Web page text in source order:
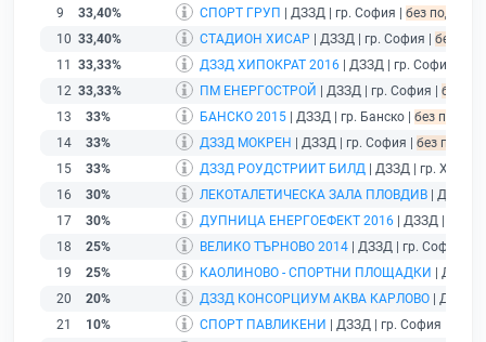
9
33,40% СПОРТ ГРУП | ДЗЗД | гр. София | без подаден
10 33,40% СТАДИОН ХИСАР | ДЗЗД | гр. София | без
11
33,33% ДЗЗД ХИПОКРАТ 2016 | ДЗЗД | гр. София |
12 33,33% ПМ ЕНЕРГОСТРОЙ | ДЗЗД | гр. София | без
13
33% БАНСКО 2015 | ДЗЗД | гр. Банско | без
14
33% ДЗЗД МОКРЕН | ДЗЗД | гр. София | без
15
33% ДЗЗД РОУДСТРИИТ БИЛД | ДЗЗД | гр.
16
30% ЛЕКОТАЛЕТИЧЕСКА ЗАЛА ПЛОВДИВ | ДЗЗД |
17
30% ДУПНИЦА ЕНЕРГОЕФЕКТ 2016 | ДЗЗД | гр.
18
25% ВЕЛИКО ТЪРНОВО 2014 | ДЗЗД | гр. София |
19
25% КАОЛИНОВО - СПОРТНИ ПЛОЩАДКИ
| ДЗЗД
20
20% ДЗЗД КОНСОРЦИУМ АКВА КАРЛОВО | ДЗЗД |
21
10% СПОРТ ПАВЛИКЕНИ | ДЗЗД | гр. София |